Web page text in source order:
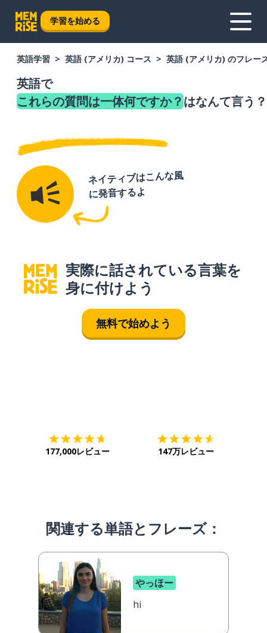
学習を始める
英語学習 英語 (アメリカ) コース 英語 (アメリカ) のフレー
英語で
これらの質問は一体何ですか？はなんて言う？
ネイティブはこんな風
に発音するよ
実際に話されている言葉を
身に付けよう
無料で始めよう
177,000レビュー 147万レビュー
関連する単語とフレーズ：
やっほー
hi